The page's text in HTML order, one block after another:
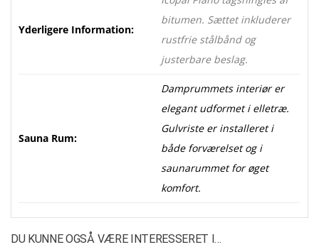
Yderligere Information:
bitumen. Sættet inkluderer
rustfrie stålbånd og
justerbare beslag.
Sauna Rum:
Damprummets interiør er
elegant udformet i elletræ.
Gulvriste er installeret i
både forværelset og i
saunarummet for øget
komfort.
DU KUNNE OGSÅ VÆRE INTERESSERET I…